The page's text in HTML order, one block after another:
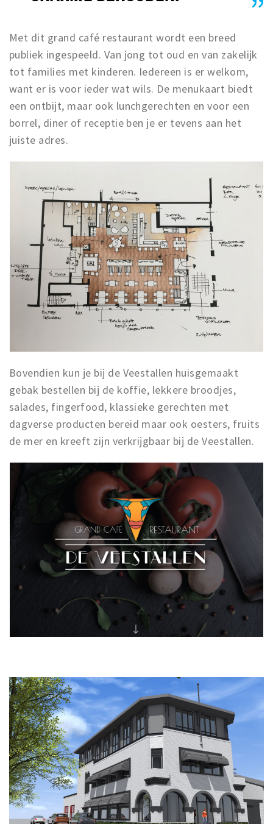
Met dit grand café restaurant wordt een breed
publiek ingespeeld. Van jong tot oud en van zakelijk
tot families met kinderen. Iedereen is er welkom,
want er is voor ieder wat wils. De menukaart biedt
een ontbijt, maar ook lunchgerechten en voor een
borrel, diner of receptie ben je er tevens aan het
juiste adres.
Bovendien kun je bij de Veestallen huisgemaakt
gebak bestellen bij de koffie, lekkere broodjes,
salades, fingerfood, klassieke gerechten met
dagverse producten bereid maar ook oesters, fruits
de mer en kreeft zijn verkrijgbaar bij de Veestallen.